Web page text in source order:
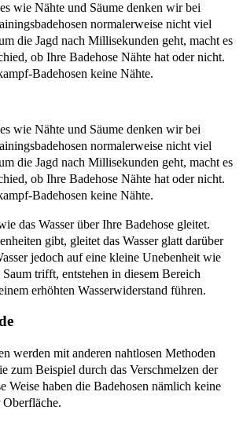
wie Nähte und Säume denken wir bei
normalerweise nicht viel
die Jagd nach Millisekunden geht, macht es
ob Ihre Badehose Nähte hat oder nicht.
Badehosen keine Nähte.
wie Nähte und Säume denken wir bei
normalerweise nicht viel
die Jagd nach Millisekunden geht, macht es
ob Ihre Badehose Nähte hat oder nicht.
Badehosen keine Nähte.
das Wasser über Ihre Badehose gleitet.
gibt, gleitet das Wasser glatt darüber
jedoch auf eine kleine Unebenheit wie
trifft, entstehen in diesem Bereich
erhöhten Wasserwiderstand führen.
werden mit anderen nahtlosen Methoden
zum Beispiel durch das Verschmelzen der
Weise haben die Badehosen nämlich keine
Oberfläche.